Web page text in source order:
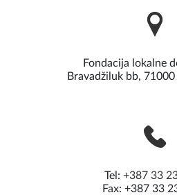
Fondacija lokalne
Bravadžiluk bb, 71000
Tel: +387 33
Fax: +387 33